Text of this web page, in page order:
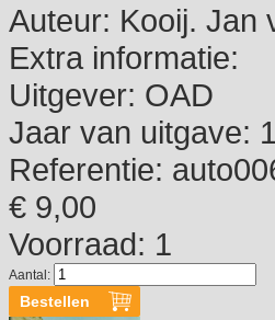
Auteur: Kooij. Jan
Extra informatie:
Uitgever: OAD
Jaar van uitgave:
Referentie:
€ 9,00
Voorraad: 1
Aantal: